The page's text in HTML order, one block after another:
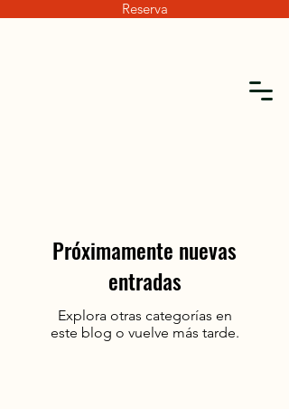
Reserva
Próximamente nuevas
entradas
Explora otras categorías en
este blog o vuelve más tarde.